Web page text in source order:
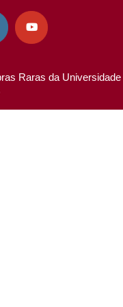

Raras da Universidade